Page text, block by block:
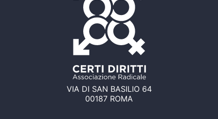
VIA DI SAN BASILIO 64
00187 ROMA